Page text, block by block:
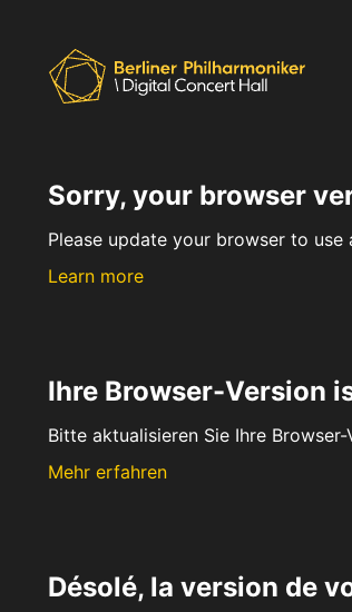
Sorry, your browser
Please update your browser to
Learn more
Ihre Browser-Version
Bitte aktualisieren Sie Ihre
Mehr erfahren
Désolé, la version de